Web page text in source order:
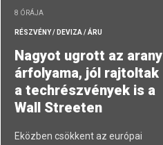
8 ÓRÁJA
RÉSZVÉNY / DEVIZA / ÁRU
Nagyot ugrott az arany
árfolyama, jól rajtoltak
a techrészvények is a
Wall Streeten
Eközben csökkent az európai